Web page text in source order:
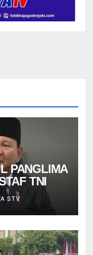
PANGLIMA
TNI
STV